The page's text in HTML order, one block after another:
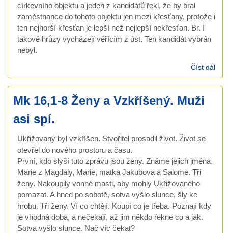
církevního objektu a jeden z kandidátů řekl, že by bral
zaměstnance do tohoto objektu jen mezi křesťany, protože i
ten nejhorší křesťan je lepší než nejlepší nekřesťan. Br. I
takové hrůzy vycházejí věřícím z úst. Ten kandidát vybrán
nebyl.
Číst dál
Mk 16,1-8 Ženy a Vzkříšený. Muži
asi spí.
Ukřižovaný byl vzkříšen. Stvořitel prosadil život. Život se
otevřel do nového prostoru a času.
První, kdo slyší tuto zprávu jsou ženy. Známe jejich jména.
Marie z Magdaly, Marie, matka Jakubova a Salome. Tři
ženy. Nakoupily vonné masti, aby mohly Ukřižovaného
pomazat. A hned po sobotě, sotva vyšlo slunce, šly ke
hrobu. Tři ženy. Ví co chtějí. Koupí co je třeba. Poznají kdy
je vhodná doba, a nečekají, až jim někdo řekne co a jak.
Sotva vyšlo slunce. Nač víc čekat?